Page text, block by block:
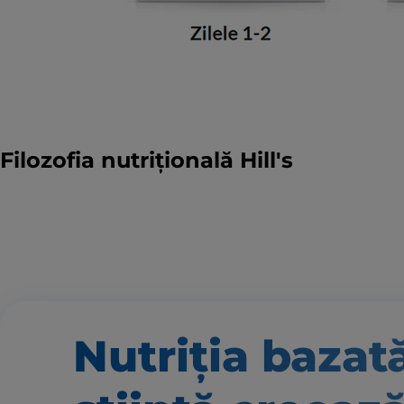
Filozofia nutrițională Hill's
Nutriția